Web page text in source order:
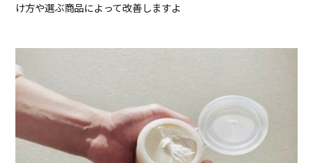
け方や選ぶ商品によって改善しますよ